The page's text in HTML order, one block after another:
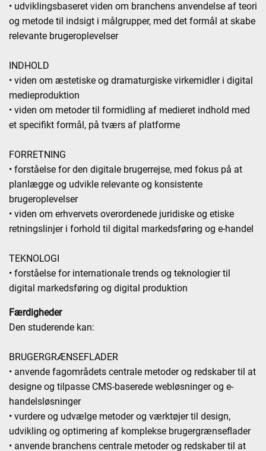
• udviklingsbaseret viden om branchens anvendelse af teori
og metode til indsigt i målgrupper, med det formål at skabe
relevante brugeroplevelser
INDHOLD
• viden om æstetiske og dramaturgiske virkemidler i digital
medieproduktion
• viden om metoder til formidling af medieret indhold med
et specifikt formål, på tværs af platforme
FORRETNING
• forståelse for den digitale brugerrejse, med fokus på at
planlægge og udvikle relevante og konsistente
brugeroplevelser
• viden om erhvervets overordenede juridiske og etiske
retningslinjer i forhold til digital markedsføring og e-handel
TEKNOLOGI
• forståelse for internationale trends og teknologier til
digital markedsføring og digital produktion
Færdigheder
Den studerende kan:
BRUGERGRÆNSEFLADER
• anvende fagområdets centrale metoder og redskaber til at
designe og tilpasse CMS-baserede webløsninger og e-
handelsløsninger
• vurdere og udvælge metoder og værktøjer til design,
udvikling og optimering af komplekse brugergrænseflader
• anvende branchens centrale metoder og redskaber til at